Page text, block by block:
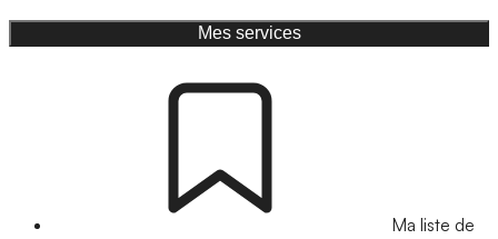
Mes services
Ma liste de